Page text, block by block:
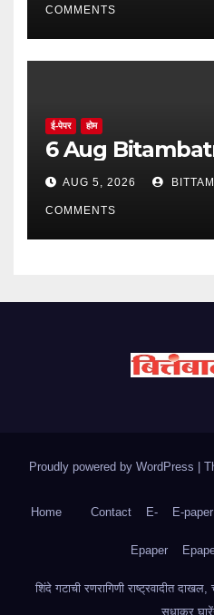
COMMENTS
ई-पेपर होम
6 Aug
AUG 5, 2026
COMMENTS
Proudly powered by WordPress |
Home Contact E- E-paper
Epaper
शिंदे गटाची रणरागिणी राष्ट्रवादीत
सुधाकर